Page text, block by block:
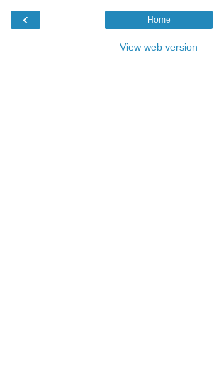
‹ Home
View web version